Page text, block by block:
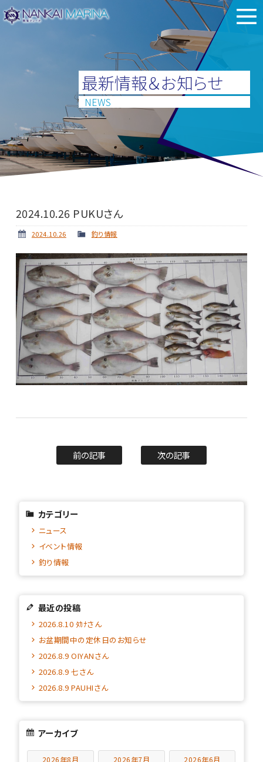
最新情報＆お知らせ
NEWS
2024.10.26 PUKUさん
2024.10.26 釣り情報
前の記事 次の記事
カテゴリー
ニュース
イベント情報
釣り情報
最近の投稿
2026.8.10 ﾀｶﾅさん
お盆期間中の定休日のお知らせ
2026.8.9 OIYANさん
2026.8.9 七さん
2026.8.9 PAUHIさん
アーカイブ
2026年8月 2026年7月 2026年6月